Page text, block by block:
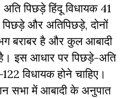
पिछड़े हिंदू विधायक 41
और अतिपिछड़े, दोनों
बराबर है और कुल आबादी
इस आधार पर पिछड़े-अति
विधायक होने चाहिए।
सभा में आबादी के अनुपात